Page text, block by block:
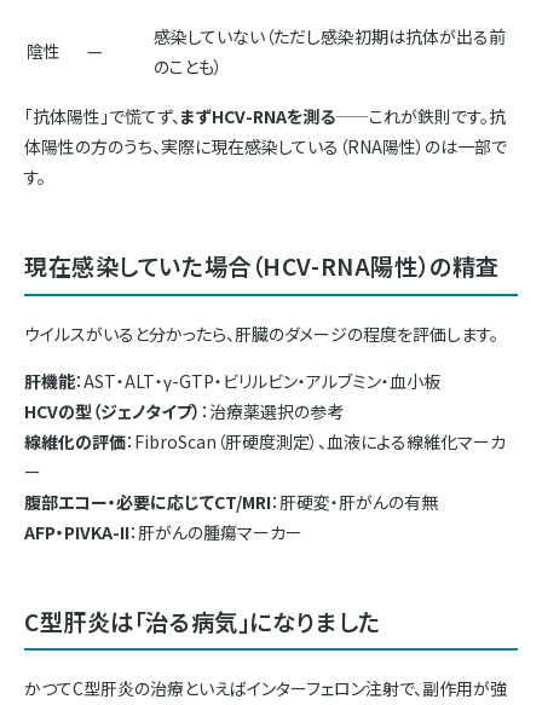
陰性 —
感染していない（ただし感染初期は抗体が出る前
のことも）
「抗体陽性」で慌てず、 まずHCV-RNAを測る——これが鉄則です。抗
体陽性の方のうち、実際に現在感染している（RNA陽性）のは一部で
す。
現在感染していた場合（HCV-RNA陽性）の精査
ウイルスがいると分かったら、肝臓のダメージの程度を評価します。
肝機能：AST・ALT・γ-GTP・ビリルビン・アルブミン・血小板
HCVの型（ジェノタイプ） ：治療薬選択の参考
線維化の評価：FibroScan（肝硬度測定）、血液による線維化マーカ
ー
腹部エコー・必要に応じてCT/MRI：肝硬変・肝がんの有無
AFP・PIVKA-II：肝がんの腫瘍マーカー
C型肝炎は「治る病気」になりました
かつてC型肝炎の治療といえばインターフェロン注射で、副作用が強